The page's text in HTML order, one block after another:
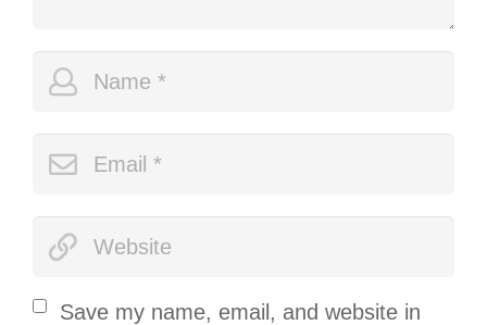
Save my name, email, and website in